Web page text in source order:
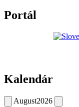
Portál
Kalendár
August2026